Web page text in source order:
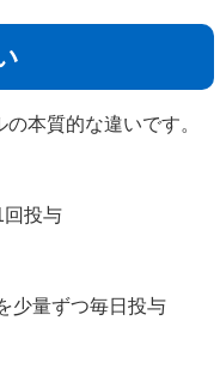
本質的な違いです。
投与
少量ずつ毎日投与